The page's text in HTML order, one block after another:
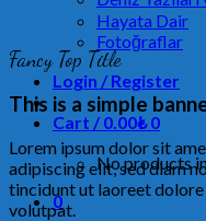
Hayata Dair
Fotoğraflar
Login / Register
Cart / 0.00₺ 0
No products
0
Fancy Top Title
This is a simple
Lorem ipsum dolor sit
adipiscing elit, sed diam
tincidunt ut laoreet
volutpat.